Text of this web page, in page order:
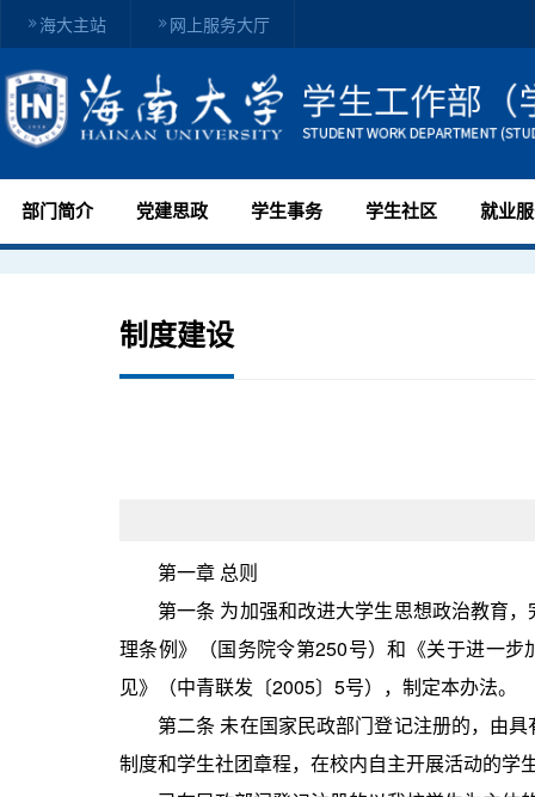
海大主站 网上服务大厅
部门简介 党建思政 学生事务 学生社区 就业
制度建设
第一章 总则
第一条 为加强和改进大学生思想政治教育
理条例》（国务院令第250号）和《关于进一
见》（中青联发〔2005〕5号），制定本办法。
第二条 未在国家民政部门登记注册的，由
制度和学生社团章程，在校内自主开展活动的学